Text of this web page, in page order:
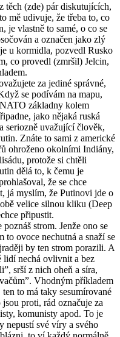
těch (zde) pár diskutujících,
mě udivuje, že třeba to, co
je vlastně to samé, o co se
a označen jako zlý
u kormidla, pozvedl Rusko
co provedl (zmršil) Jelcin,
za jediné správné,
se podívám na mapu,
základny kolem
jako nějaká ruská
seriozně uvažující člověk,
Znáte to sami z americké
ohroženo okolními Indiány,
protože si chtěli
dělá to, k čemu je
že se chce
já myslím, že Putinovi jde o
velice silnou kliku (Deep
připustit.
strom. Jenže ono se
to ovoce nechutná a snaží se
by ten strom porazili. A
lidí nechá ovlivnit a bez
srší z nich oheň a síra,
Vhodným příkladem
to má taky sesumírované
proti, rád označuje za
komunisty apod. To je
nepustí své víry a svého